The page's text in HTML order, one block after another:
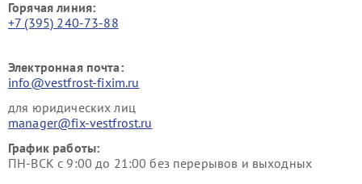
Горячая линия:
+7 (395) 240-73-88
Электронная почта:
info@vestfrost-fixim.ru
для юридических лиц
manager@fix-vestfrost.ru
График работы:
ПН-ВСК с 9:00 до 21:00 без перерывов и выходных